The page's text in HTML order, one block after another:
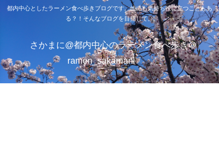
都内中心としたラーメン食べ歩きブログです。他にも気持ち役に立つこともあ
る？！そんなブログを目指して。
さかまに@都内中心のラーメン食べ歩き＠
ramen_sakamani